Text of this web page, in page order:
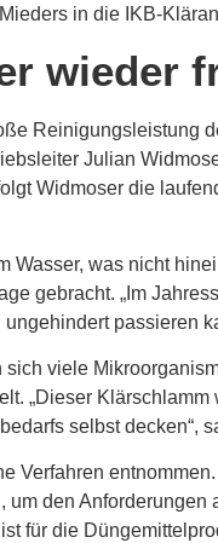
in die IKB-
wieder
Reinigungsleistung
Julian
Widmoser die
was nicht
gebracht. „Im
passieren
viele
„Dieser
selbst decken“,
Verfahren
den Anforderungen
für die